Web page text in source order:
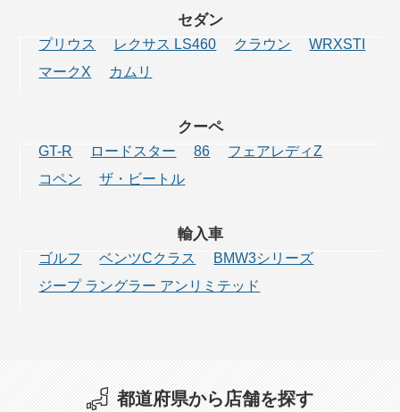
セダン
プリウス レクサス LS460 クラウン
WRXSTI
マークX
カムリ
クーペ
GT-R ロードスター 86
フェアレディZ
コペン
ザ・ビートル
輸入車
ゴルフ ベンツCクラス
BMW3シリーズ
ジープ ラングラー アンリミテッド
都道府県から店舗を探す